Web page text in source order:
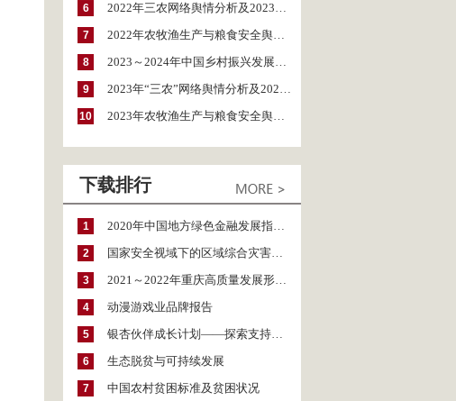
6 2022年三农网络舆情分析及2023年展望
7 2022年农牧渔生产与粮食安全舆情报告
8 2023～2024年中国乡村振兴发展态势分析与展望
9 2023年“三农”网络舆情分析及2024年展望
10 2023年农牧渔生产与粮食安全舆情报告
下载排行
1 2020年中国地方绿色金融发展指数报告
2 国家安全视域下的区域综合灾害风险防范与风险融资战略思考
3 2021～2022年重庆高质量发展形势分析与预测
4 动漫游戏业品牌报告
5 银杏伙伴成长计划——探索支持公益人才的路径
6 生态脱贫与可持续发展
7 中国农村贫困标准及贫困状况